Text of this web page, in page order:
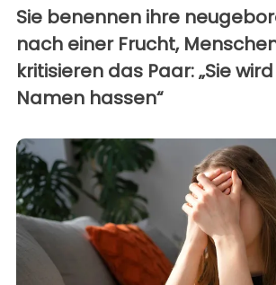
Sie benennen ihre
nach einer Frucht,
kritisieren das Paar: „Sie
Namen hassen“